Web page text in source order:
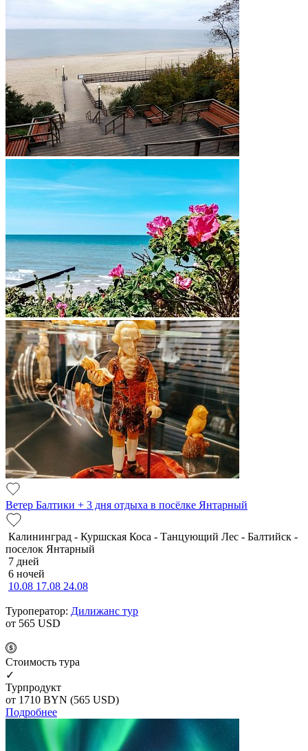
Ветер Балтики + 3 дня отдыха в посёлке Янтарный
Калининград - Куршская Коса - Танцующий Лес - Балтийск -
поселок Янтарный
7 дней
6 ночей
10.08 17.08 24.08
Туроператор: Дилижанс тур
от 565 USD
Cтоимость тура
✓
Турпродукт
от 1710 BYN (565 USD)
Подробнее